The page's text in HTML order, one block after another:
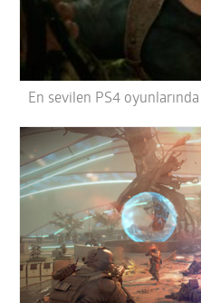
En sevilen PS4